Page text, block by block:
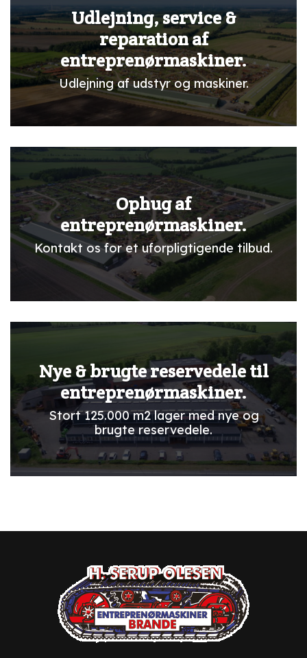
Udlejning, service &
reparation af
entreprenørmaskiner.
Udlejning af udstyr og maskiner.
Ophug af
entreprenørmaskiner.
Kontakt os for et uforpligtigende tilbud.
Nye & brugte reservedele til
entreprenørmaskiner.
Stort 125.000 m2 lager med nye og
brugte reservedele.